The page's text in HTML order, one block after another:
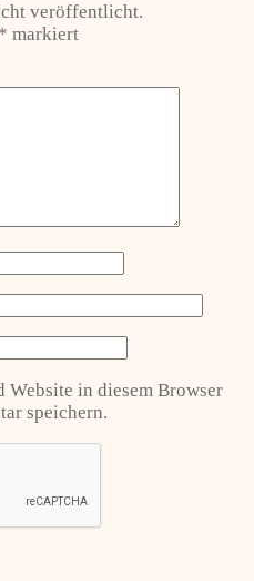
veröffentlicht.
* markiert
Website in diesem Browser
speichern.